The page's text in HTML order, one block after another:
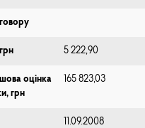
5 222,90
оцінка
грн
165 823,03
11.09.2008